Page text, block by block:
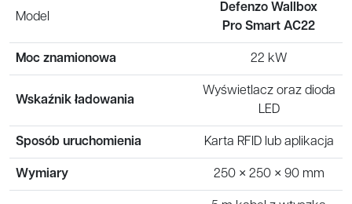
Model
Defenzo Wallbox
Pro Smart AC22
Moc znamionowa 22 kW
Wskaźnik ładowania
Wyświetlacz oraz dioda
LED
Sposób uruchomienia Karta RFID lub aplikacja
Wymiary 250 × 250 × 90 mm